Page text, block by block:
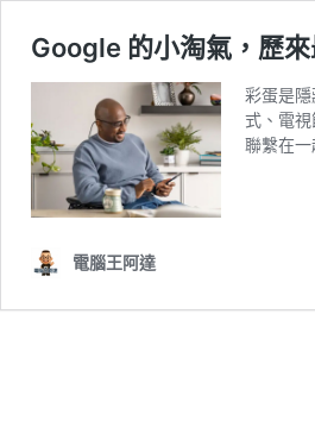
Google 的小淘氣，歷
彩蛋是
式、電
聯繫在
電腦王阿達